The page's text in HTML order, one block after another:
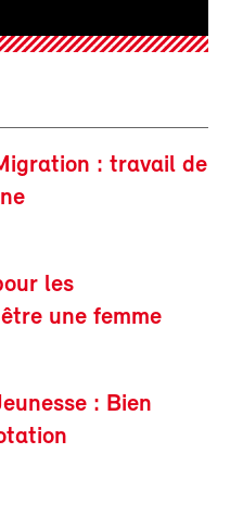
: travail de
les
une femme
: Bien